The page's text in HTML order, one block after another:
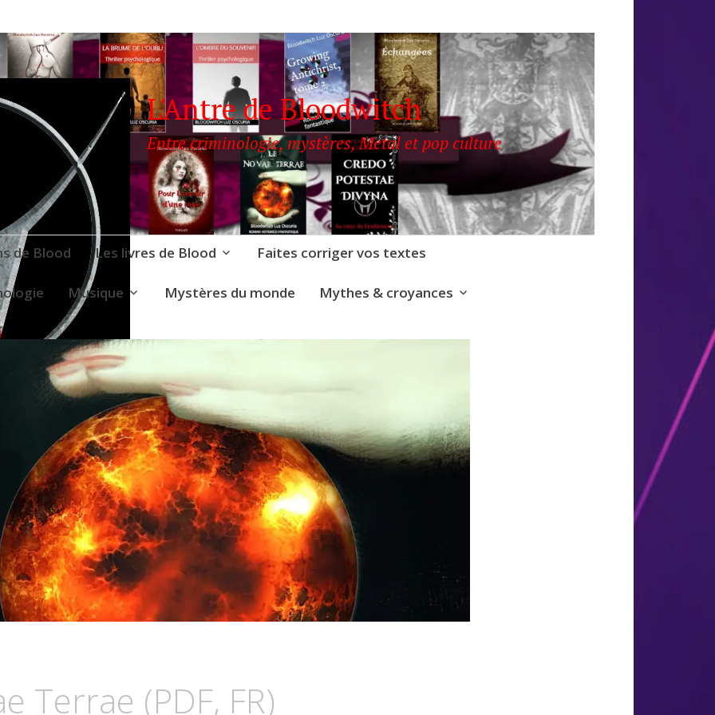
L'Antre de Bloodwitch
Entre criminologie, mystères, Metal et pop culture
de Blood Les livres de Blood Faites corriger vos textes
Musique Mystères du monde Mythes & croyances
Terrae (PDF, FR)